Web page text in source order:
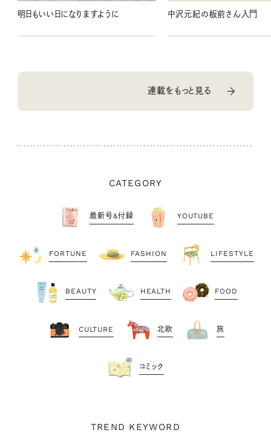
明日もいい日になりますように 中沢元紀の板前さん入門
連載をもっと見る
CATEGORY
最新号&付録 YOUTUBE
FORTUNE FASHION LIFESTYLE
BEAUTY HEALTH FOOD
CULTURE 北欧 旅
コミック
TREND KEYWORD